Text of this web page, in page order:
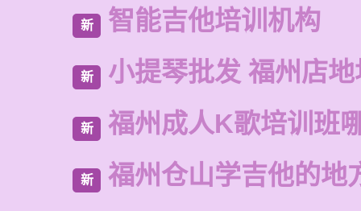
新 智能吉他培训机构
新 小提琴批发 福州店
新 福州成人K歌培训班
新 福州仓山学吉他的地